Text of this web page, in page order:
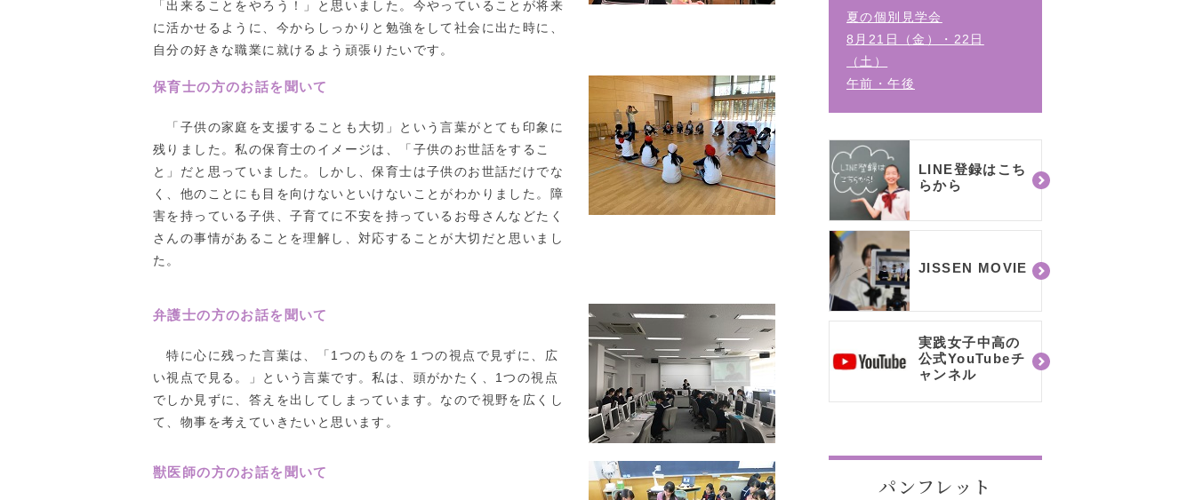
「出来ることをやろう！」と思いました。今やっていることが将来
に活かせるように、今からしっかりと勉強をして社会に出た時に、
自分の好きな職業に就けるよう頑張りたいです。
保育士の方のお話を聞いて
「子供の家庭を支援することも大切」という言葉がとても印象に
残りました。私の保育士のイメージは、「子供のお世話をするこ
と」だと思っていました。しかし、保育士は子供のお世話だけでな
く、他のことにも目を向けないといけないことがわかりました。障
害を持っている子供、子育てに不安を持っているお母さんなどたく
さんの事情があることを理解し、対応することが大切だと思いまし
た。
弁護士の方のお話を聞いて
特に心に残った言葉は、「1つのものを１つの視点で見ずに、広
い視点で見る。」という言葉です。私は、頭がかたく、1つの視点
でしか見ずに、答えを出してしまっています。なので視野を広くし
て、物事を考えていきたいと思います。
獣医師の方のお話を聞いて
夏の個別見学会
8月21日（金）・22日
（土）
午前・午後
LINE登録はこち
らから
JISSEN MOVIE
実践女子中高の
公式YouTubeチ
ャンネル
パンフレット